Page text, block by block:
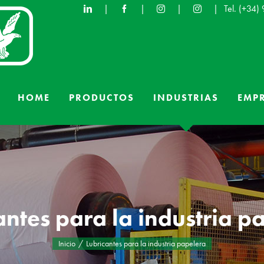
| | | | Tel. (+34)
HOME PRODUCTOS INDUSTRIAS
para la industria
Inicio Lubricantes para la industria papelera